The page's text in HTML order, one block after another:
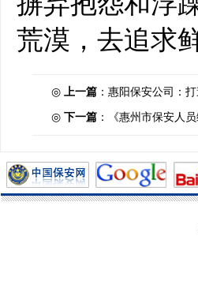
荒漠，去追求
◎ 上一篇 ： 惠阳保安公司：
◎ 下一篇 ： 《惠州市保安人